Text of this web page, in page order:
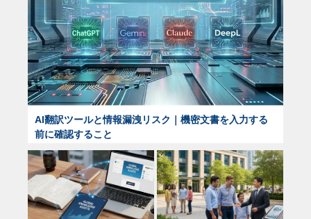
AI翻訳ツールと情報漏洩リスク｜機密文書を入力する
前に確認すること